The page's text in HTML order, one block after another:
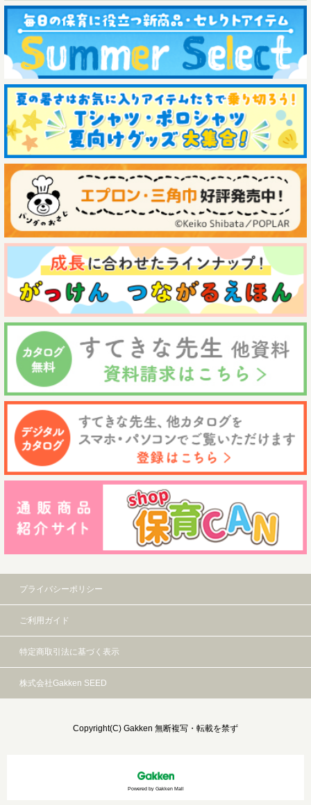
プライバシーポリシー
ご利用ガイド
特定商取引法に基づく表示
株式会社Gakken SEED
Copyright(C) Gakken 無断複写・転載を禁ず
Powered by Gakken Mall